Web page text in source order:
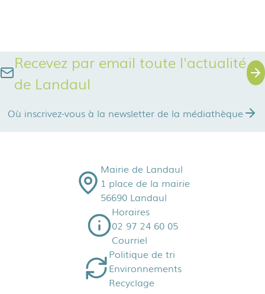
Recevez par email toute l'actualité
de Landaul
Où inscrivez-vous à la newsletter de la médiathèque
Mairie de Landaul
1 place de la mairie
56690 Landaul
Horaires
02 97 24 60 05
Courriel
Politique de tri
Environnements
Recyclage